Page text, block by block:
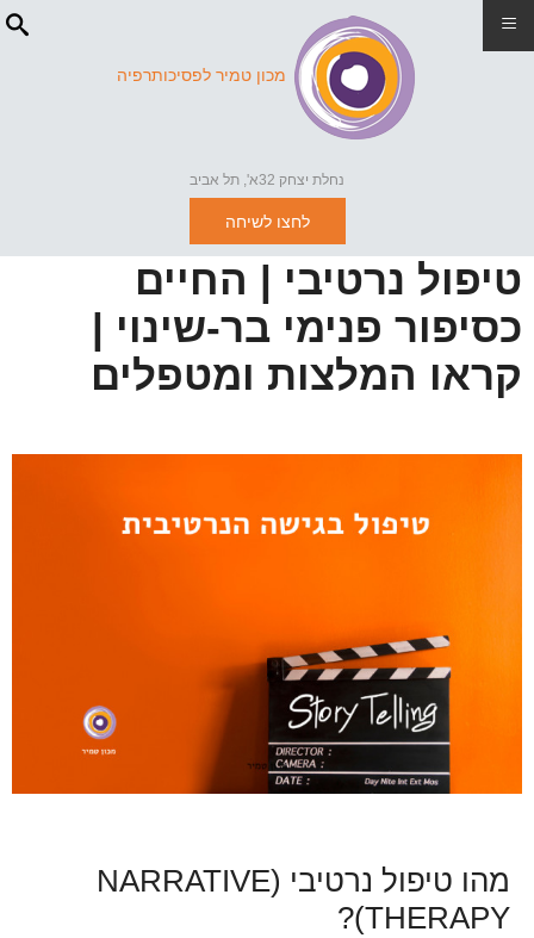
מכון טמיר לפסיכותרפיה
נחלת יצחק 32א', תל אביב
לחצו לשיחה
טיפול נרטיבי | החיים
כסיפור פנימי בר-שינוי |
קראו המלצות ומטפלים
מהו טיפול נרטיבי (NARRATIVE
THERAPY)?
≡